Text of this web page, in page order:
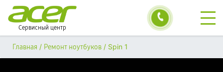
Сервисный центр
Главная / Ремонт ноутбуков / Spin 1